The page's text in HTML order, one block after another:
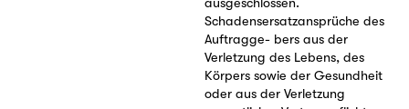
Schadensersatzansprüche des
Auftragge- bers aus der
Verletzung des Lebens, des
Körpers sowie der Gesundheit
oder aus der Verletzung